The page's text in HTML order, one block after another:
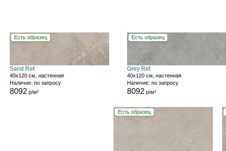
Есть образец
Sand Ret
40x120 см, настенная
Наличие: по запросу
8092 р/м²
Есть образец
Grey Ret
40x120 см, настенная
Наличие: по запросу
8092 р/м²
Есть образец